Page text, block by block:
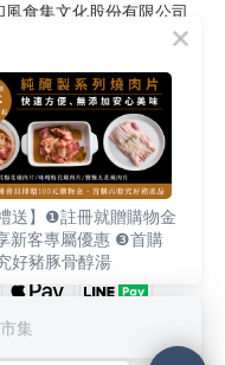
風食集文化股份有限公司
至五 9:00-12:30 ∣ 13:30-
17:30
專線：02-2795-5800
市內湖區南京東路六段
487號9F
送】❶註冊就贈購物金
新客專屬優惠 ❸首購
好豬豚骨醇湯
集